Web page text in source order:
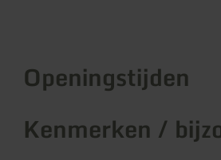
Openingstijden
Kenmerken /